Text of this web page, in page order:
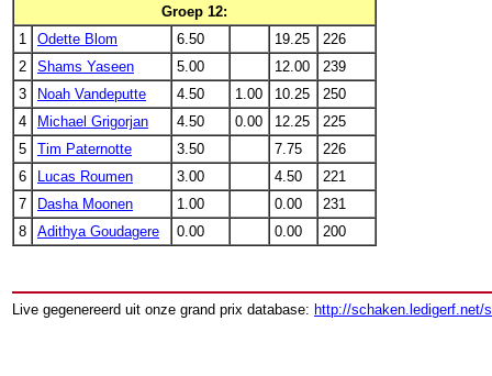
Groep 12:
1
Odette Blom 6.50 19.25
226
2
Shams Yaseen 5.00 12.00
239
3
Noah Vandeputte 4.50 1.00 10.25
250
4
Michael Grigorjan 4.50 0.00 12.25
225
5
Tim Paternotte 3.50 7.75
226
6
Lucas Roumen 3.00 4.50
221
7
Dasha Moonen 1.00 0.00
231
8
Adithya Goudagere 0.00 0.00 200
Live gegenereerd uit onze grand prix database: http://schaken.ledigerf.net/